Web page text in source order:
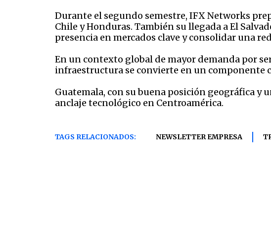
Durante el segundo semestre, IFX Networks
Chile y Honduras. También su llegada a El
presencia en mercados clave y consolidar una
En un contexto global de mayor demanda por
infraestructura se convierte en un
Guatemala, con su buena posición geográfica y
anclaje tecnológico en Centroamérica.
TAGS RELACIONADOS: NEWSLETTER EMPRESA